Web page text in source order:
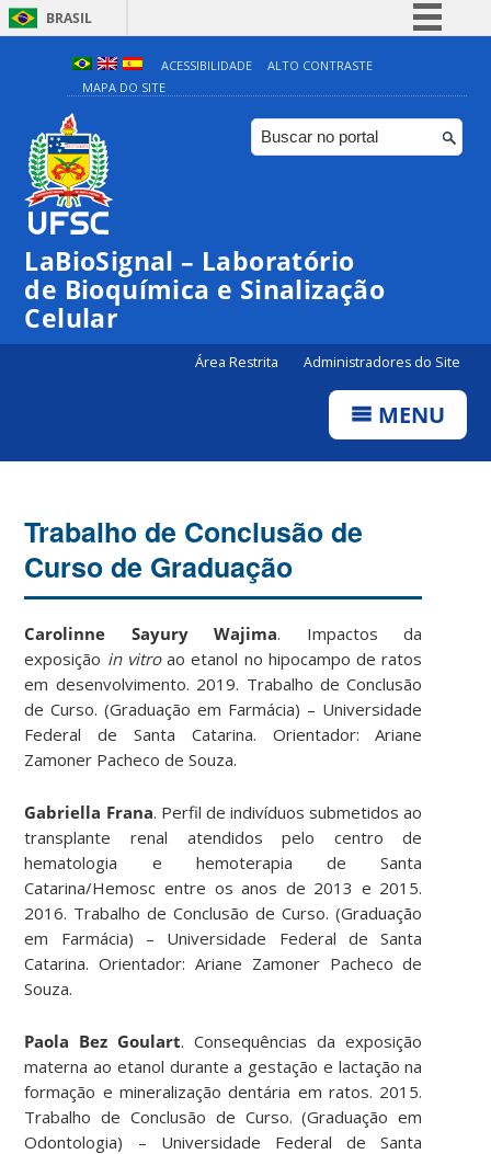
BRASIL
Simplifique!
Comunica BR
Participe
ACESSIBILIDADE
ALTO CONTRASTE
MAPA DO SITE
LaBioSignal – Laboratório
de Bioquímica e Sinalização
Celular
Área Restrita Administradores do Site
MENU
Trabalho de Conclusão de
Curso de Graduação
Carolinne Sayury Wajima. Impactos da
exposição in vitroao etanol no hipocampo de ratos
em desenvolvimento. 2019. Trabalho de Conclusão
de Curso. (Graduação em Farmácia) – Universidade
Federal de Santa Catarina. Orientador: Ariane
Zamoner Pacheco de Souza.
Gabriella Frana. Perfil de indivíduos submetidos ao
transplante renal atendidos pelo centro de
hematologia e hemoterapia de Santa
Catarina/Hemosc entre os anos de 2013 e 2015.
2016. Trabalho de Conclusão de Curso. (Graduação
em Farmácia) – Universidade Federal de Santa
Catarina. Orientador: Ariane Zamoner Pacheco de
Souza.
Paola Bez Goulart. Consequências da exposição
materna ao etanol durante a gestação e lactação na
formação e mineralização dentária em ratos. 2015.
Trabalho de Conclusão de Curso. (Graduação em
Odontologia) – Universidade Federal de Santa